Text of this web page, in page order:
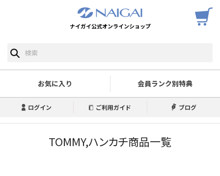
ナイガイ公式オンラインショップ
お気に入り 会員ランク別特典
ログイン ご利用ガイド ブログ
TOMMY,ハンカチ商品一覧
並び順
新着順
価格が高い順
優先度順
キーワードヒット順